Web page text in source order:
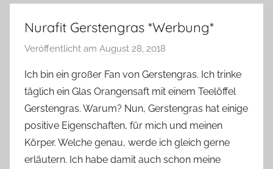
Nurafit Gerstengras *Werbung*
Veröffentlicht am August 28, 2018
n
Y
v
o
n
n
Ich bin ein großer Fan von Gerstengras. Ich trinke
täglich ein Glas Orangensaft mit einem Teelöffel
Gerstengras. Warum? Nun, Gerstengras hat einige
positive Eigenschaften, für mich und meinen
Körper. Welche genau, werde ich gleich gerne
erläutern. Ich habe damit auch schon meine